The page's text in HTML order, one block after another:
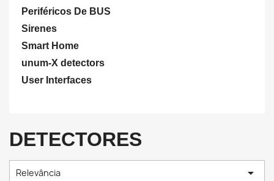
Periféricos De BUS
Sirenes
Smart Home
unum-X detectors
User Interfaces
DETECTORES
Relevância 